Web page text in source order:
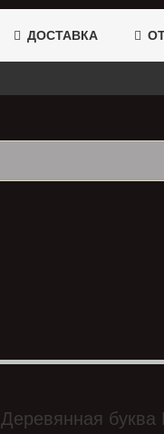
ДОСТАВКА
Деревянная буква